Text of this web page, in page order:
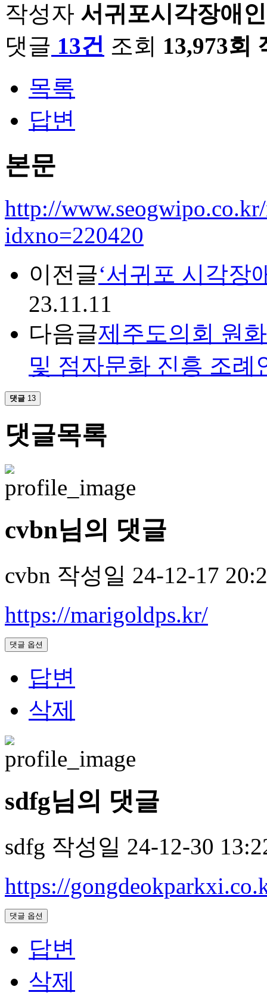
작성자 서귀포시각장애
댓글 13건 조회 13,973회
목록
답변
본문
http://
idxno=220420
이전글‘서귀포 시각장
23.11.11
다음글제주도의회 원
및 점자문화 진흥 조례
댓글 13
댓글목록
cvbn님의 댓글
cvbn 작성일 24-12-17
https://marigoldps.kr/
댓글 옵션
답변
삭제
sdfg님의 댓글
sdfg 작성일 24-12-30
https://
댓글 옵션
답변
삭제